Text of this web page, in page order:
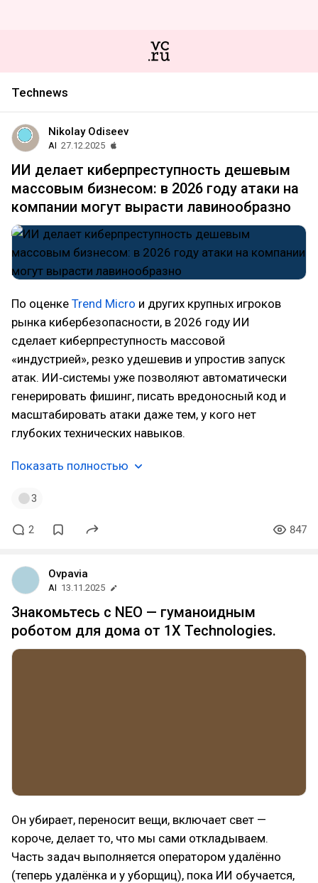
Technews
Nikolay Odiseev
AI 27.12.2025
ИИ делает киберпреступность дешевым
массовым бизнесом: в 2026 году атаки на
компании могут вырасти лавинообразно
По оценке Trend Micro и других крупных игроков
рынка кибербезопасности, в 2026 году ИИ
сделает киберпреступность массовой
«индустрией», резко удешевив и упростив запуск
атак. ИИ‑системы уже позволяют автоматически
генерировать фишинг, писать вредоносный код и
масштабировать атаки даже тем, у кого нет
глубоких технических навыков.
Показать полностью
3
2 847
Ovpavia
AI 13.11.2025
Знакомьтесь с NEO — гуманоидным
роботом для дома от 1X Technologies.
Он убирает, переносит вещи, включает свет —
короче, делает то, что мы сами откладываем.
Часть задач выполняется оператором удалённо
(теперь удалёнка и у уборщиц), пока ИИ обучается,